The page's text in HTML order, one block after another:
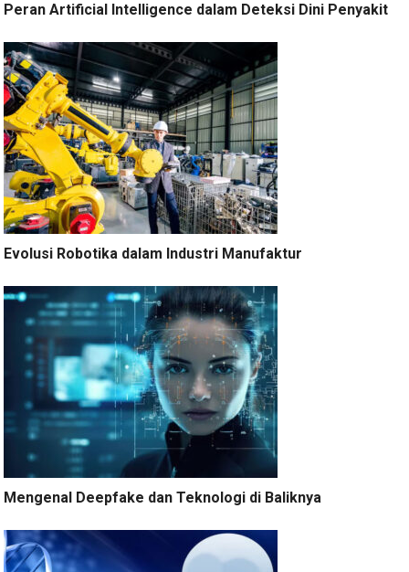
Peran Artificial Intelligence dalam Deteksi Dini Penyakit
Evolusi Robotika dalam Industri Manufaktur
Mengenal Deepfake dan Teknologi di Baliknya